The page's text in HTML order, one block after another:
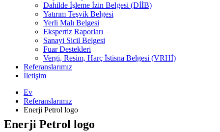
Dahilde İşleme İzin Belgesi (DİİB)
Yatırım Teşvik Belgesi
Yerli Malı Belgesi
Ekspertiz Raporları
Sanayi Sicil Belgesi
Fuar Destekleri
Vergi, Resim, Harç İstisna Belgesi (VRHİ)
Referanslarımız
İletişim
Ev
Referanslarımız
Enerji Petrol logo
Enerji Petrol logo